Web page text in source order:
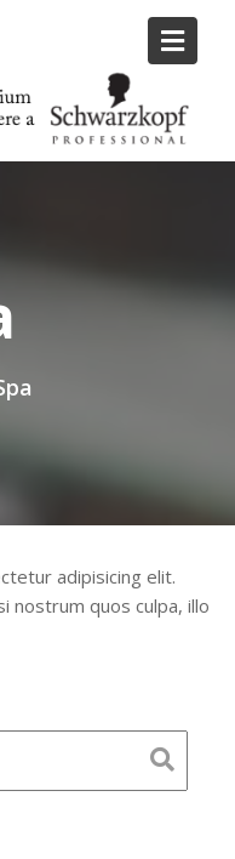
adipisicing elit.
nostrum quos culpa, illo